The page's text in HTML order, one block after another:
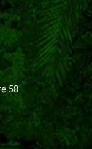
58